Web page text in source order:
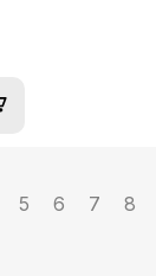
5 6 7 8